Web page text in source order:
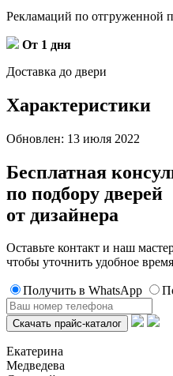
Рекламаций по отгруженной
От 1 дня
Доставка до двери
Характеристики
Обновлен: 13 июля 2022
Бесплатная
по подбору дверей
от дизайнера
Оставьте контакт и наш
чтобы уточнить удобное время
Получить в WhatsApp
Екатерина
Медведева